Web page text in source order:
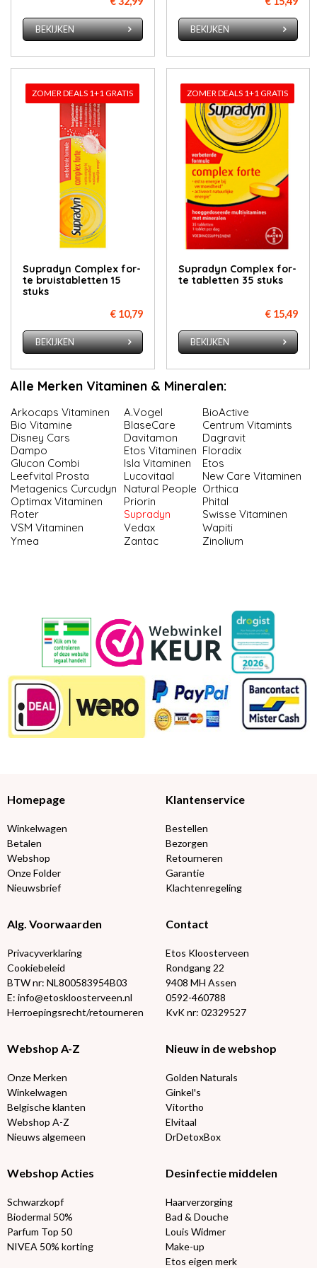
BEKIJKEN BEKIJKEN
ZOMER DEALS 1+1 GRATIS
Su­p­ra­dyn Com­plex for­
te bruis­ta­blet­ten 15
stuks
€ 10,79
BEKIJKEN
ZOMER DEALS 1+1 GRATIS
Su­p­ra­dyn Com­plex for­
te ta­blet­ten 35 stuks
€ 15,49
BEKIJKEN
Alle Merken Vitaminen & Mineralen:
Arkocaps Vitaminen A.Vogel
BioActive
Bio Vitamine
BlaseCare
Centrum Vitamints
Disney Cars
Davitamon
Dagravit
Dampo
Etos Vitaminen Floradix
Glucon Combi
Isla Vitaminen
Etos
Leefvital Prosta
Lucovitaal
New Care Vitaminen
Meta­ge­nics Cur­cu­dyn
Natural People Orthica
Optimax Vitaminen
Priorin
Phital
Roter
Supradyn
Swisse Vitaminen
VSM Vitaminen
Vedax
Wapiti
Ymea
Zantac Zinolium
Homepage
Winkelwagen
Betalen
Webshop
Onze Folder
Nieuwsbrief
Klantenservice
Bestellen
Bezorgen
Retourneren
Garantie
Klachtenregeling
Alg. Voorwaarden
Privacyverklaring
Cookiebeleid
BTW nr: NL800583954B03
E: info@etoskloosterveen.nl
Herroepingsrecht/retourneren
Contact
Etos Kloosterveen
Rondgang 22
9408 MH Assen
0592-460788
KvK nr: 02329527
Webshop A-Z
Onze Merken
Winkelwagen
Belgische klanten
Webshop A-Z
Nieuws algemeen
Nieuw in de webshop
Golden Naturals
Ginkel's
Vitortho
Elvitaal
DrDetoxBox
Webshop Acties
Schwarzkopf
Biodermal 50%
Parfum Top 50
NIVEA 50% korting
Desinfectie middelen
Haarverzorging
Bad & Douche
Louis Widmer
Make-up
Etos eigen merk